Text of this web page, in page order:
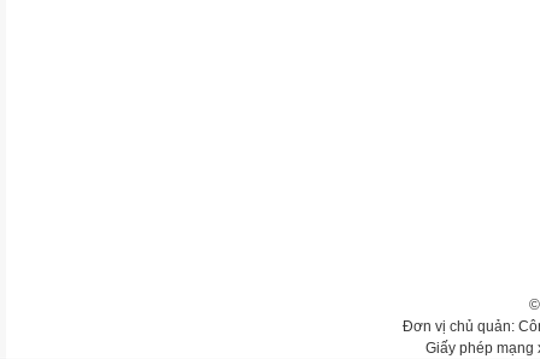
Đơn vị chủ quản:
Giấy phép mạng